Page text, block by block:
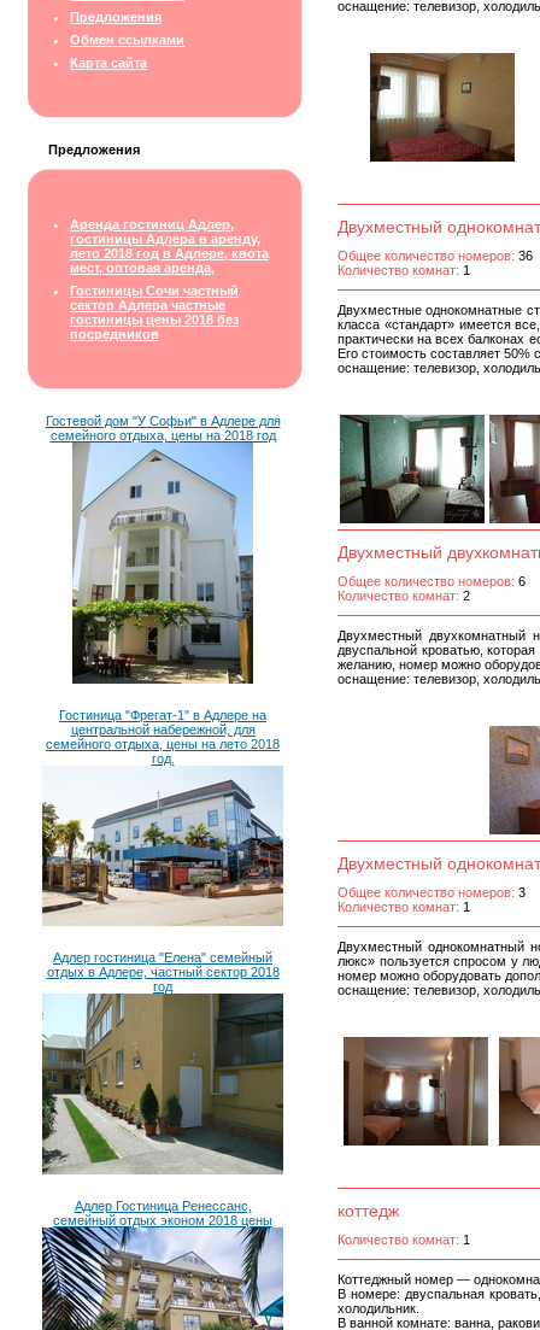
Предложения
Обмен ссылками
Карта сайта
Предложения
Аренда гостиниц Адлер,
гостиницы Адлера в аренду,
лето 2018 год в Адлере, квота
мест, оптовая аренда,
Гостиницы Сочи частный
сектор Адлера частные
гостиницы цены 2018 без
посредников
Гостевой дом "У Софьи" в Адлере для
семейного отдыха, цены на 2018 год
Гостиница "Фрегат-1" в Адлере на
центральной набережной, для
семейного отдыха, цены на лето 2018
год.
Адлер гостиница "Елена" семейный
отдых в Адлере, частный сектор 2018
год
Адлер Гостиница Ренессанс,
семейный отдых эконом 2018 цены
оснащение: телевизор,
Двухместный
Общее количество номеров: 36
Количество комнат: 1
Двухместные однокомнатные
класса «стандарт» имеется
практически на всех
Его стоимость составляет 50%
оснащение: телевизор,
Двухместный
Общее количество номеров: 6
Количество комнат: 2
Двухместный двухкомнатный
двуспальной кроватью,
желанию, номер можно
оснащение: телевизор,
Двухместный
Общее количество номеров: 3
Количество комнат: 1
Двухместный однокомнатный
люкс» пользуется спросом у
номер можно оборудовать
оснащение: телевизор,
коттедж
Количество комнат: 1
Коттеджный номер —
В номере: двуспальная
холодильник.
В ванной комнате: ванна,